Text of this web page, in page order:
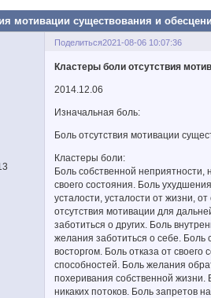
мотивации существования и
Поделиться2021-08-06 10:07:36
Кластеры боли отсутствия
2014.12.06
Изначальная боль:
Боль отсутствия мотивации
Кластеры боли:
Боль собственной
своего состояния. Боль
усталости, усталости от жизни,
отсутствия мотивации для
заботиться о других. Боль
желания заботиться о себе. Боль
восторгом. Боль отказа от
способностей. Боль желания
похеривания собственной
никаких потоков. Боль запретов